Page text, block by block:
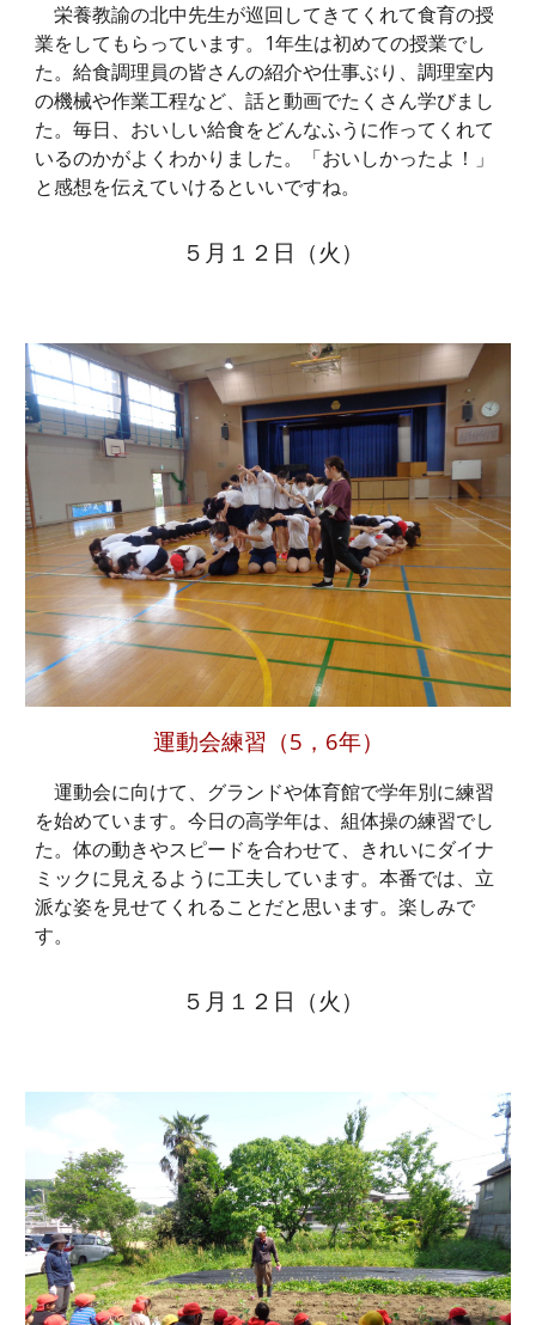
栄養教諭の北中先生が巡回してきてくれて食育の授
業をしてもらっています。1年生は初めての授業でし
た。給食調理員の皆さんの紹介や仕事ぶり、調理室内
の機械や作業工程など、話と動画でたくさん学びまし
た。毎日、おいしい給食をどんなふうに作ってくれて
いるのかがよくわかりました。「おいしかったよ！」
と感想を伝えていけるといいですね。
５月１ ２ 日（ 火 ）
運動会練習（5，6年）
運動会に向けて、グランドや体育館で学年別に練習
を始めています。今日の高学年は、組体操の練習でし
た。体の動きやスピードを合わせて、きれいにダイナ
ミックに見えるように工夫しています。本番では、立
派な姿を見せてくれることだと思います。楽しみで
す。
５月１２日（火）